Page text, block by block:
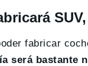
fabricar
será bastante